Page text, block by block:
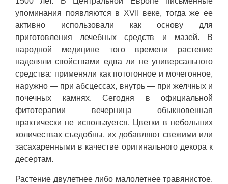
упоминания появляются в XVII веке, тогда же ее
активно использовали как основу для
приготовления лечебных средств и мазей. В
народной медицине того времени растение
наделяли свойствами едва ли не универсального
средства: применяли как потогонное и мочегонное,
наружно — при абсцессах, внутрь — при желчных и
почечных камнях. Сегодня в официальной
фитотерапии вечерница обыкновенная
практически не используется. Цветки в небольших
количествах съедобны, их добавляют свежими или
засахаренными в качестве оригинального декора к
десертам.
Растение двулетнее либо малолетнее травянистое.